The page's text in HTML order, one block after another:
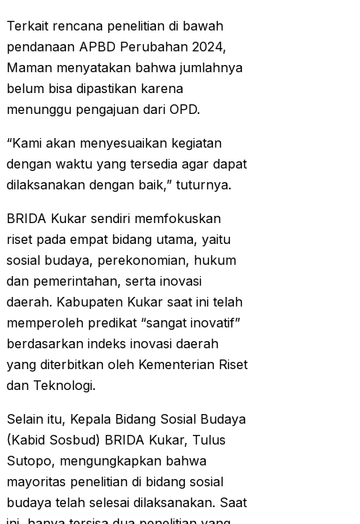
Terkait rencana penelitian di bawah
pendanaan APBD Perubahan 2024,
Maman menyatakan bahwa jumlahnya
belum bisa dipastikan karena
menunggu pengajuan dari OPD.
“Kami akan menyesuaikan kegiatan
dengan waktu yang tersedia agar dapat
dilaksanakan dengan baik,” tuturnya.
BRIDA Kukar sendiri memfokuskan
riset pada empat bidang utama, yaitu
sosial budaya, perekonomian, hukum
dan pemerintahan, serta inovasi
daerah. Kabupaten Kukar saat ini telah
memperoleh predikat “sangat inovatif”
berdasarkan indeks inovasi daerah
yang diterbitkan oleh Kementerian Riset
dan Teknologi.
Selain itu, Kepala Bidang Sosial Budaya
(Kabid Sosbud) BRIDA Kukar, Tulus
Sutopo, mengungkapkan bahwa
mayoritas penelitian di bidang sosial
budaya telah selesai dilaksanakan. Saat